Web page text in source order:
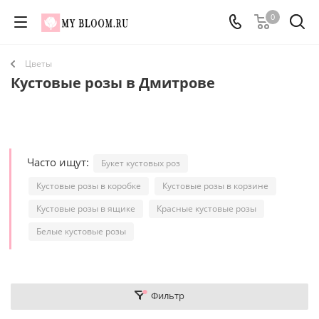
0
Цветы
Кустовые розы в Дмитрове
Часто ищут:
Букет кустовых роз
Кустовые розы в коробке
Кустовые розы в корзине
Кустовые розы в ящике
Красные кустовые розы
Белые кустовые розы
Фильтр